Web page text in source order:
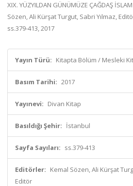
XIX. YÜZYILDAN GÜNÜMÜZE ÇAĞDAŞ
Sözen, Ali Kürşat Turgut, Sabri Yılmaz,
ss.379-413, 2017
Yayın Türü: Kitapta Bölüm / Mesleki
Basım Tarihi: 2017
Yayınevi: Divan Kitap
Basıldığı Şehir: İstanbul
Sayfa Sayıları: ss.379-413
Editörler: Kemal Sözen, Ali Kürşat
Editör